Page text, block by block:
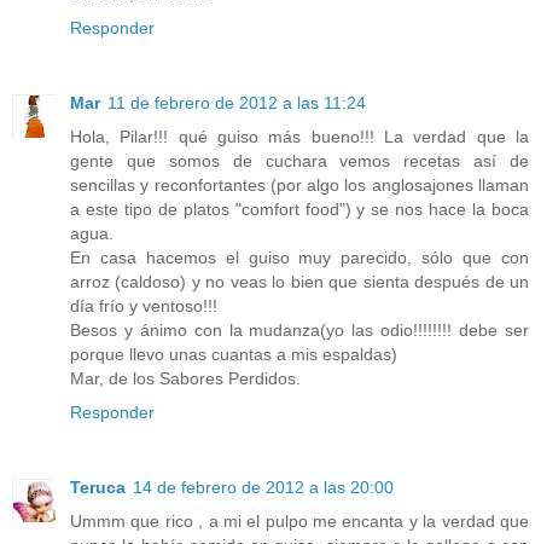
Responder
Mar 11 de febrero de 2012 a las 11:24
Hola, Pilar!!! qué guiso más bueno!!! La verdad que la
gente que somos de cuchara vemos recetas así de
sencillas y reconfortantes (por algo los anglosajones llaman
a este tipo de platos "comfort food") y se nos hace la boca
agua.
En casa hacemos el guiso muy parecido, sólo que con
arroz (caldoso) y no veas lo bien que sienta después de un
día frío y ventoso!!!
Besos y ánimo con la mudanza(yo las odio!!!!!!!! debe ser
porque llevo unas cuantas a mis espaldas)
Mar, de los Sabores Perdidos.
Responder
Teruca 14 de febrero de 2012 a las 20:00
Ummm que rico , a mi el pulpo me encanta y la verdad que